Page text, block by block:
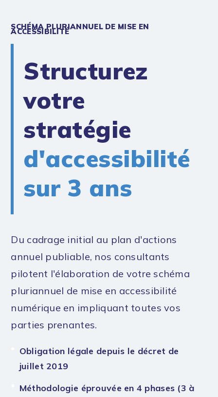
SCHÉMA PLURIANNUEL DE MISE EN
ACCESSIBILITÉ
Structurez
votre
stratégie
d'accessibilité
sur 3 ans
Du cadrage initial au plan d'actions
annuel publiable, nos consultants
pilotent l'élaboration de votre schéma
pluriannuel de mise en accessibilité
numérique en impliquant toutes vos
parties prenantes.
Obligation légale depuis le décret de
juillet 2019
Méthodologie éprouvée en 4 phases (3 à